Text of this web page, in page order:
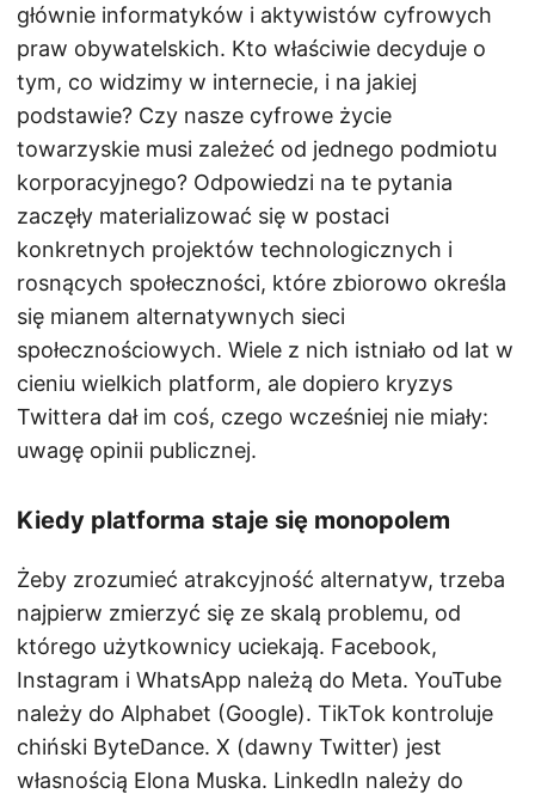
głównie informatyków i aktywistów cyfrowych
praw obywatelskich. Kto właściwie decyduje o
tym, co widzimy w internecie, i na jakiej
podstawie? Czy nasze cyfrowe życie
towarzyskie musi zależeć od jednego podmiotu
korporacyjnego? Odpowiedzi na te pytania
zaczęły materializować się w postaci
konkretnych projektów technologicznych i
rosnących społeczności, które zbiorowo określa
się mianem alternatywnych sieci
społecznościowych. Wiele z nich istniało od lat w
cieniu wielkich platform, ale dopiero kryzys
Twittera dał im coś, czego wcześniej nie miały:
uwagę opinii publicznej.
Kiedy platforma staje się monopolem
Żeby zrozumieć atrakcyjność alternatyw, trzeba
najpierw zmierzyć się ze skalą problemu, od
którego użytkownicy uciekają. Facebook,
Instagram i WhatsApp należą do Meta. YouTube
należy do Alphabet (Google). TikTok kontroluje
chiński ByteDance. X (dawny Twitter) jest
własnością Elona Muska. LinkedIn należy do